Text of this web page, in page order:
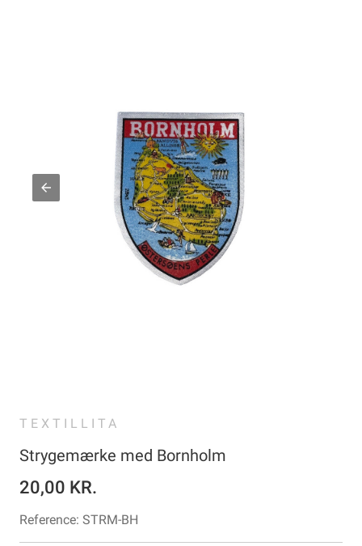
TEXTILLITA
Strygemærke med Bornholm
20,00 KR.
Reference: STRM-BH